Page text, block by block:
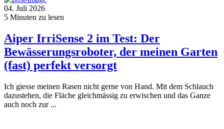
04. Juli 2026
5 Minuten zu lesen
Aiper IrriSense 2 im Test: Der
Bewässerungsroboter, der meinen Garten
(fast) perfekt versorgt
Ich giesse meinen Rasen nicht gerne von Hand. Mit dem Schlauch
dazustehen, die Fläche gleichmässig zu erwischen und das Ganze
auch noch zur ...